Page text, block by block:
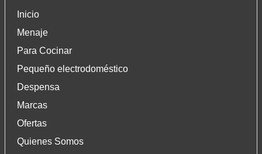
Inicio
Menaje
Para Cocinar
Pequeño electrodoméstico
Despensa
Marcas
Ofertas
Quienes Somos